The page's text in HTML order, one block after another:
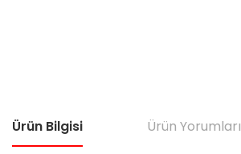
Ürün Bilgisi Ürün Yorumları